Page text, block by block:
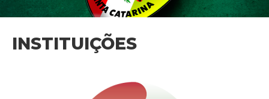
INSTITUIÇÕES